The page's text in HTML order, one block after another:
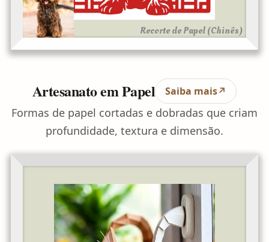
Recorte de Papel (Chinês)
Artesanato em Papel Saiba mais↗
Formas de papel cortadas e dobradas que criam
profundidade, textura e dimensão.